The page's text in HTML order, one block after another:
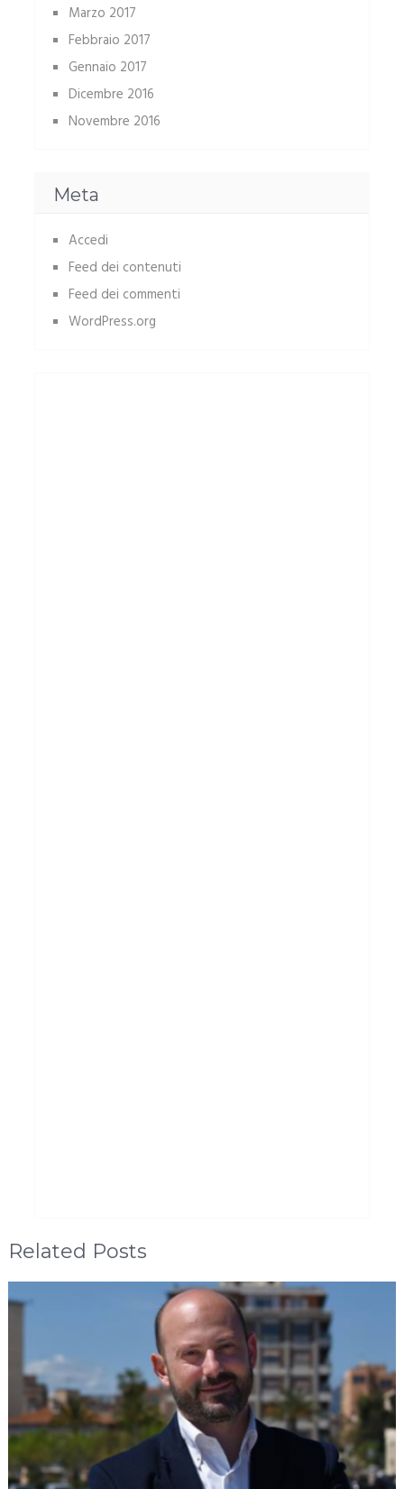
Marzo 2017
Febbraio 2017
Gennaio 2017
Dicembre 2016
Novembre 2016
Meta
Accedi
Feed dei contenuti
Feed dei commenti
WordPress.org
Related Posts